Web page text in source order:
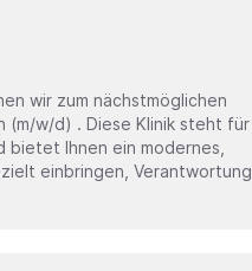
wir zum nächstmöglichen
Ihnen ein modernes,
einbringen, Verantwortung